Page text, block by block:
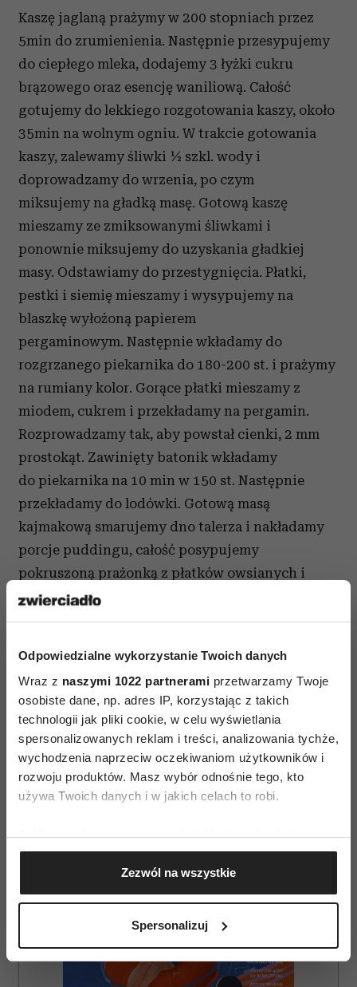
Odpowiedzialne wykorzystanie Twoich danych
Wraz z naszymi 1022 partnerami przetwarzamy Twoje
osobiste dane, np. adres IP, korzystając z takich
technologii jak pliki cookie, w celu wyświetlania
spersonalizowanych reklam i treści, analizowania tychże,
wychodzenia naprzeciw oczekiwaniom użytkowników i
rozwoju produktów. Masz wybór odnośnie tego, kto
używa Twoich danych i w jakich celach to robi.
Jeśli wyrazisz na to zgodę, chcielibyśmy również:
Gromadzić dane dotyczące Twojej lokalizacji
geograficznej z dokładnością nawet do kilku metrów
Identyfikować Twoje urządzenie, aktywnie
(fingerprinting, czyli wirtualny odcisk palca)
dane są przetwarzane oraz ustaw własne preferencje w
Zezwól na wszystkie
Spersonalizuj
Kaszę jaglaną prażymy w 200 stopniach przez
5min do zrumienienia. Następnie przesypujemy
do ciepłego mleka, dodajemy 3 łyżki cukru
brązowego oraz esencję waniliową. Całość
gotujemy do lekkiego rozgotowania kaszy, około
35min na wolnym ogniu. W trakcie gotowania
kaszy, zalewamy śliwki ½ szkl. wody i
doprowadzamy do wrzenia, po czym
miksujemy na gładką masę. Gotową kaszę
mieszamy ze zmiksowanymi śliwkami i
ponownie miksujemy do uzyskania gładkiej
masy. Odstawiamy do przestygnięcia. Płatki,
pestki i siemię mieszamy i wysypujemy na
blaszkę wyłożoną papierem
pergaminowym. Następnie wkładamy do
rozgrzanego piekarnika do 180-200 st. i prażymy
na rumiany kolor. Gorące płatki mieszamy z
miodem, cukrem i przekładamy na pergamin.
Rozprowadzamy tak, aby powstał cienki, 2 mm
prostokąt. Zawinięty batonik wkładamy
do piekarnika na 10 min w 150 st. Następnie
przekładamy do lodówki. Gotową masą
kajmakową smarujemy dno talerza i nakładamy
porcje puddingu, całość posypujemy
pokruszoną prażonką z płatków owsianych i
delikatnie posypujemy grubą solą.
AUTOPROMOCJA